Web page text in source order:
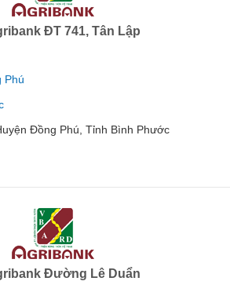
ĐT 741, Tân Lập
Phú
Đồng Phú, Tỉnh Bình Phước
Đường Lê Duẩn